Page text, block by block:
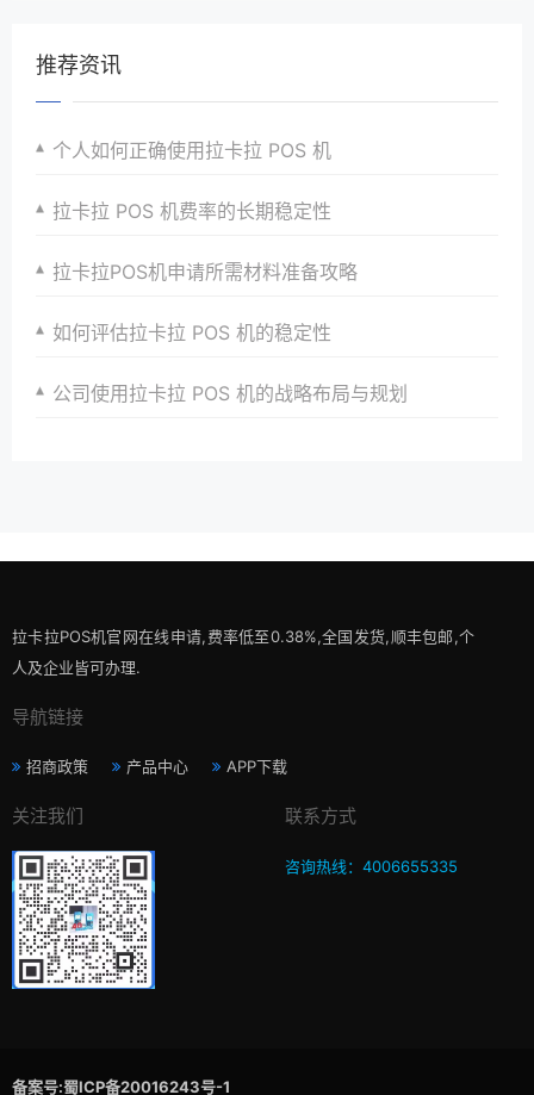
推荐资讯
个人如何正确使用拉卡拉 POS 机
拉卡拉 POS 机费率的长期稳定性
拉卡拉POS机申请所需材料准备攻略
如何评估拉卡拉 POS 机的稳定性
公司使用拉卡拉 POS 机的战略布局与规划
拉卡拉POS机官网在线申请,费率低至0.38%,全国发货,顺丰包邮,个
人及企业皆可办理.
导航链接
招商政策 产品中心 APP下载
关注我们 联系方式
咨询热线：4006655335
备案号:蜀ICP备20016243号-1